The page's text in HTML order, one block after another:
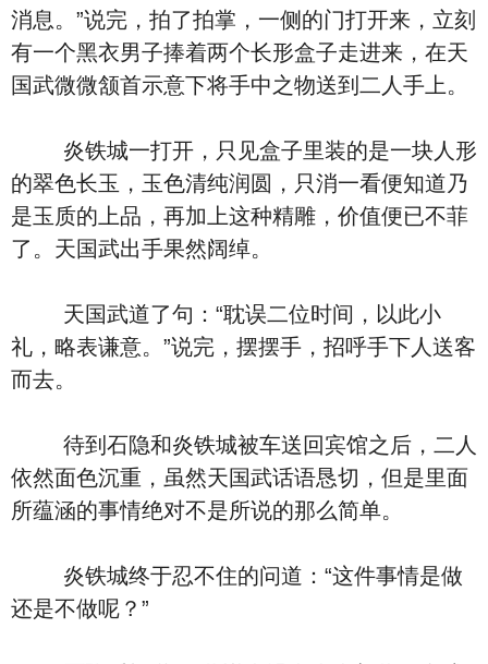
消息。”说完，拍了拍掌，一侧的门打开来，立刻
有一个黑衣男子捧着两个长形盒子走进来，在天
国武微微颔首示意下将手中之物送到二人手上。
炎铁城一打开，只见盒子里装的是一块人形
的翠色长玉，玉色清纯润圆，只消一看便知道乃
是玉质的上品，再加上这种精雕，价值便已不菲
了。天国武出手果然阔绰。
天国武道了句：“耽误二位时间，以此小
礼，略表谦意。”说完，摆摆手，招呼手下人送客
而去。
待到石隐和炎铁城被车送回宾馆之后，二人
依然面色沉重，虽然天国武话语恳切，但是里面
所蕴涵的事情绝对不是所说的那么简单。
炎铁城终于忍不住的问道：“这件事情是做
还是不做呢？”